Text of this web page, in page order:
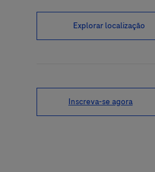
Explorar localização
Inscreva-se agora